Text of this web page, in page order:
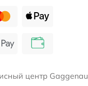
центр Gaggenau